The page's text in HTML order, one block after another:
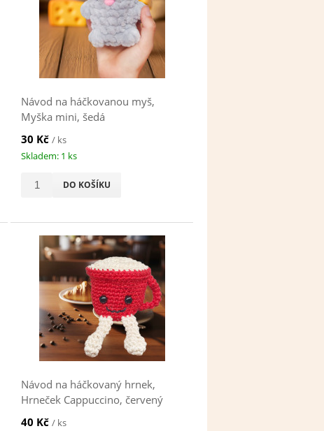
Návod na háčkovanou myš,
Myška mini, šedá
30 Kč/ ks
Skladem: 1 ks
DO KOŠÍKU
Návod na háčkovaný hrnek,
Hrneček Cappuccino, červený
40 Kč/ ks